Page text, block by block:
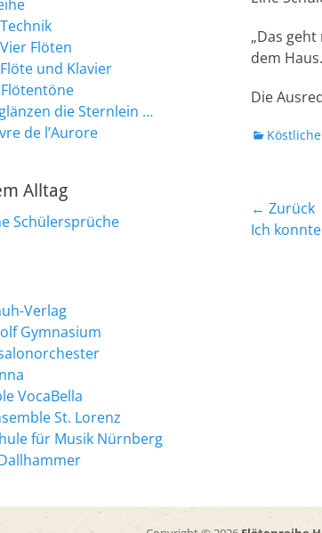
„Das
dem
Die
Kategorien
← Zurück
Vorheriger
Ich
Flöten
und Klavier
die Sternlein …
de l’Aurore
Alltag
Schülersprüche
Verlag
Gymnasium
VocaBella
St. Lorenz
für Musik Nürnberg